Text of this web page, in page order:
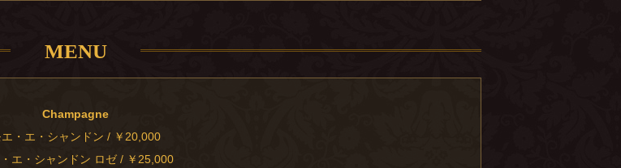
MENU
Champagne
エ・エ・シャンドン / ￥20,000
エ・シャンドン ロゼ / ￥25,000